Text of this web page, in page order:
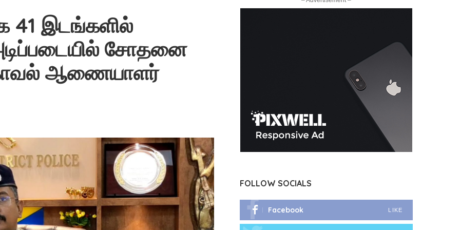
41 இடங்களில்
சோதனை
ஆணையாளர்
FOLLOW SOCIALS
Facebook LIKE